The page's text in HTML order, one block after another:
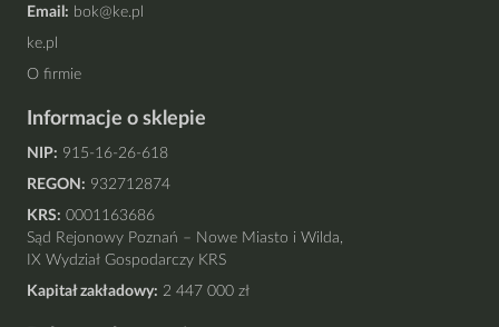
Email: bok@ke.pl
ke.pl
O firmie
Informacje o sklepie
NIP: 915-16-26-618
REGON: 932712874
KRS: 0001163686
Sąd Rejonowy Poznań – Nowe Miasto i Wilda,
IX Wydział Gospodarczy KRS
Kapitał zakładowy: 2 447 000 zł